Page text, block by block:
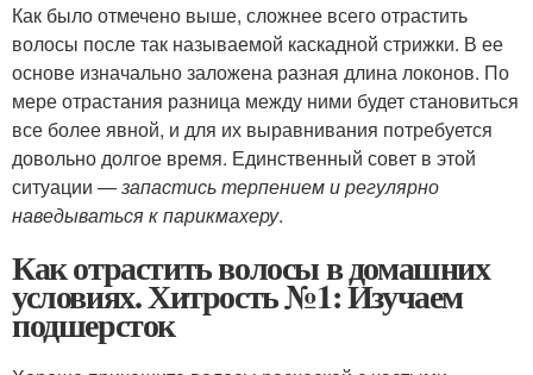
Как было отмечено выше, сложнее всего отрастить
волосы после так называемой каскадной стрижки. В ее
основе изначально заложена разная длина локонов. По
мере отрастания разница между ними будет становиться
все более явной, и для их выравнивания потребуется
довольно долгое время. Единственный совет в этой
ситуации —запастись терпением и регулярно
наведываться к парикмахеру.
Как отрастить волосы в домашних
условиях. Хитрость №1: Изучаем
подшерсток